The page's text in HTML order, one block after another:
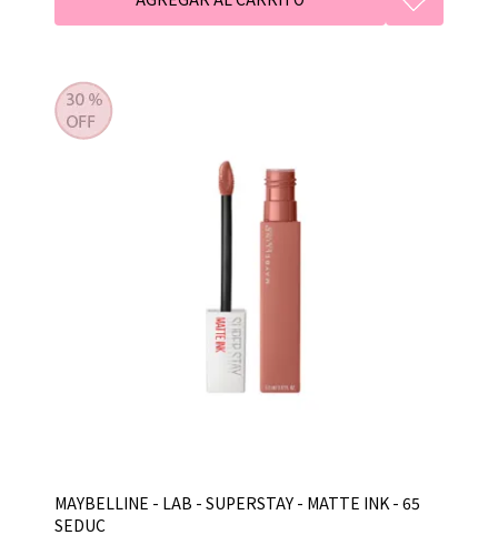
MAYBELLINE - LAB - SUPERSTAY - MATTE INK - 65
SEDUC